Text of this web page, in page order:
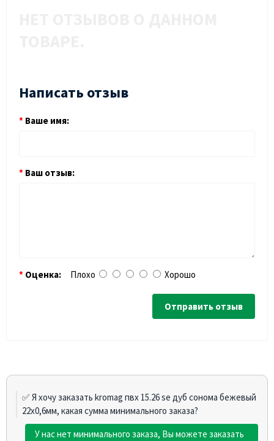
Написать отзыв
Ваше имя:
Ваш отзыв:
Оценка: Плохо Хорошо
Отправить отзыв
✅ Я хочу заказать kromag пвх 15.26 se дуб сонома бежевый
22х0,6мм, какая сумма минимального заказа?
У нас нет минимального заказа, Вы можете заказать